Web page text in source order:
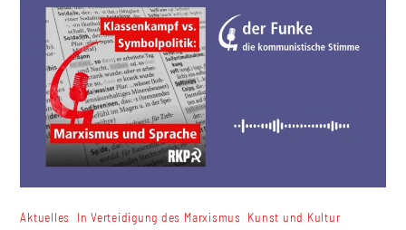
Aktuelles In Verteidigung des Marxismus Kunst und Kultur